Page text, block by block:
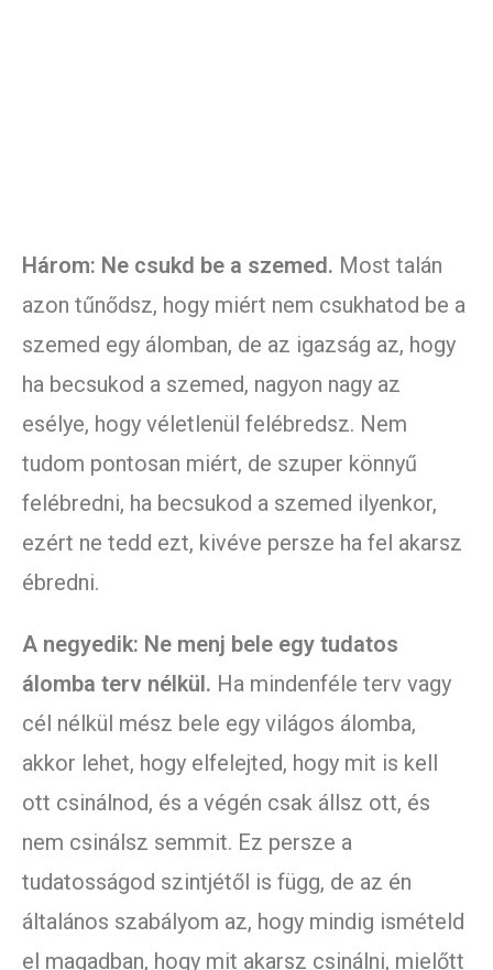
Három: Ne csukd be a szemed. Most talán
azon tűnődsz, hogy miért nem csukhatod be a
szemed egy álomban, de az igazság az, hogy
ha becsukod a szemed, nagyon nagy az
esélye, hogy véletlenül felébredsz. Nem
tudom pontosan miért, de szuper könnyű
felébredni, ha becsukod a szemed ilyenkor,
ezért ne tedd ezt, kivéve persze ha fel akarsz
ébredni.
A negyedik: Ne menj bele egy tudatos
álomba terv nélkül. Ha mindenféle terv vagy
cél nélkül mész bele egy világos álomba,
akkor lehet, hogy elfelejted, hogy mit is kell
ott csinálnod, és a végén csak állsz ott, és
nem csinálsz semmit. Ez persze a
tudatosságod szintjétől is függ, de az én
általános szabályom az, hogy mindig ismételd
el magadban, hogy mit akarsz csinálni, mielőtt